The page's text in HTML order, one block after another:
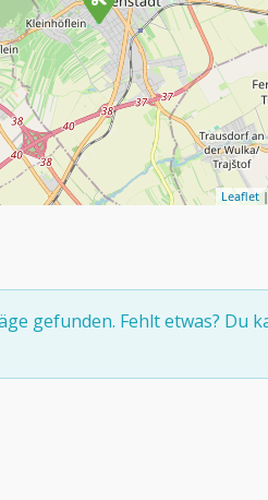
Leaflet
gefunden. Fehlt etwas? Du